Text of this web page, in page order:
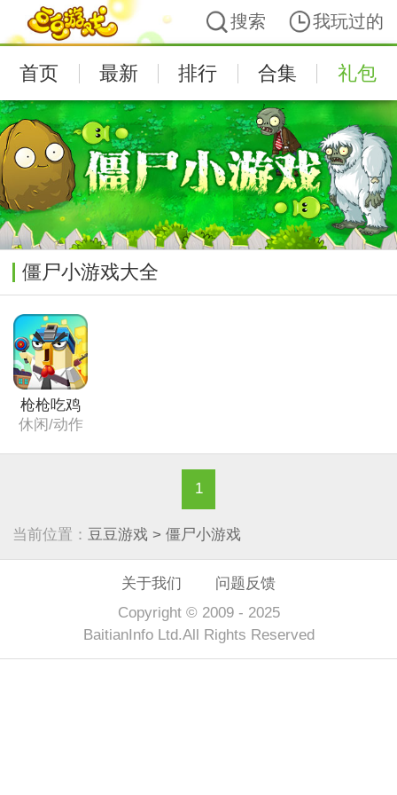
搜索 我玩过的
首页 最新 排行 合集 礼包
僵尸小游戏大全
枪枪吃鸡
休闲/动作
1
当前位置： 豆豆游戏 > 僵尸小游戏
关于我们
问题反馈
Copyright © 2009 - 2025
BaitianInfo Ltd.All Rights Reserved